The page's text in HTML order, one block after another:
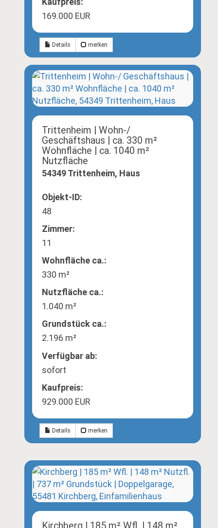
169.000 EUR
Details merken
Trittenheim | Wohn-/
Geschäftshaus | ca. 330 m²
Wohnfläche | ca. 1040 m²
Nutzfläche
54349 Trittenheim, Haus
Objekt-ID:
48
Zimmer:
11
Wohnfläche ca.:
330 m²
Nutzfläche ca.:
1.040 m²
Grund­stück ca.:
2.196 m²
Verfügbar ab:
sofort
Kaufpreis:
929.000 EUR
Details merken